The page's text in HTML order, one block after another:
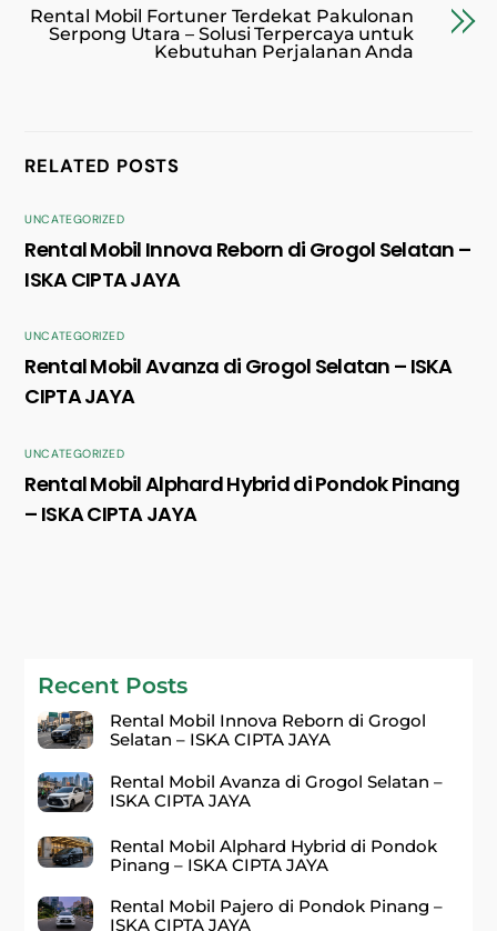
Rental Mobil Fortuner Terdekat Pakulonan
Serpong Utara – Solusi Terpercaya untuk
Kebutuhan Perjalanan Anda
RELATED POSTS
UNCATEGORIZED
Rental Mobil Innova Reborn di Grogol Selatan –
ISKA CIPTA JAYA
UNCATEGORIZED
Rental Mobil Avanza di Grogol Selatan – ISKA
CIPTA JAYA
UNCATEGORIZED
Rental Mobil Alphard Hybrid di Pondok Pinang
– ISKA CIPTA JAYA
Recent Posts
Rental Mobil Innova Reborn di Grogol
Selatan – ISKA CIPTA JAYA
Rental Mobil Avanza di Grogol Selatan –
ISKA CIPTA JAYA
Rental Mobil Alphard Hybrid di Pondok
Pinang – ISKA CIPTA JAYA
Rental Mobil Pajero di Pondok Pinang –
ISKA CIPTA JAYA